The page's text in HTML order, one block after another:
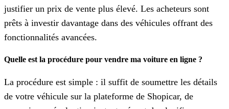
justifier un prix de vente plus élevé. Les acheteurs sont
prêts à investir davantage dans des véhicules offrant des
fonctionnalités avancées.
Quelle est la procédure pour vendre ma voiture en ligne ?
La procédure est simple : il suffit de soumettre les détails
de votre véhicule sur la plateforme de Shopicar, de